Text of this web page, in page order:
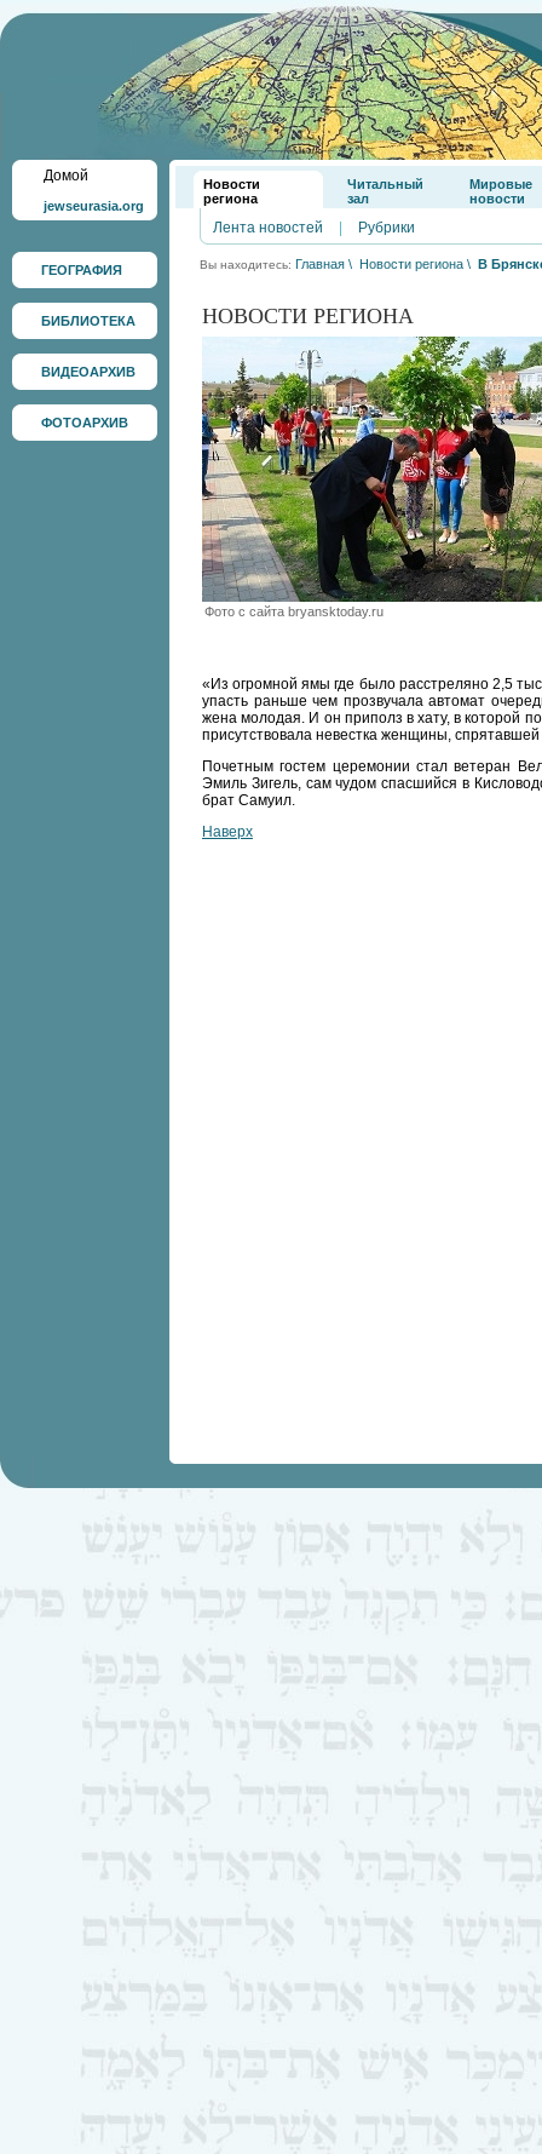
Домой
jewseurasia.org
ГЕОГРАФИЯ
БИБЛИОТЕКА
ВИДЕОАРХИВ
ФОТОАРХИВ
Новости
региона
Читальный
зал
Мировые
новости
Лента новостей Рубрики
Вы находитесь: Главная \ Новости региона \ В
НОВОСТИ РЕГИОНА
Фото c сайта bryansktoday.ru
«Из огромной ямы где было расстреляно 2,5
упасть раньше чем прозвучала автомат
жена молодая. И он приполз в хату, в которой
присутствовала невестка женщины,
Почетным гостем церемонии стал ветеран
Эмиль Зигель, сам чудом спасшийся в
брат Самуил.
Наверх